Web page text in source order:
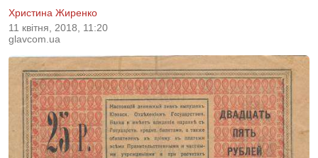
11 квiтня, 2018, 11:20
glavcom.ua
Христина Жиренко